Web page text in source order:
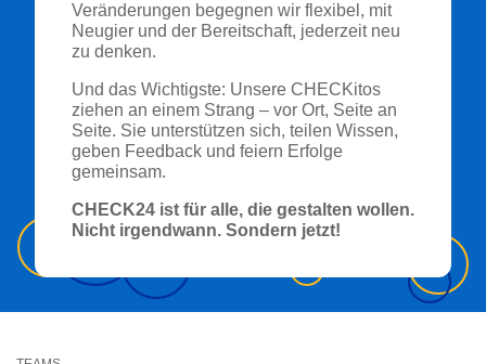
Veränderungen begegnen wir flexibel, mit
Neugier und der Bereitschaft, jederzeit neu
zu denken.
Und das Wichtigste: Unsere CHECKitos
ziehen an einem Strang – vor Ort, Seite an
Seite. Sie unterstützen sich, teilen Wissen,
geben Feedback und feiern Erfolge
gemeinsam.
CHECK24 ist für alle, die gestalten wollen.
Nicht irgendwann. Sondern jetzt!